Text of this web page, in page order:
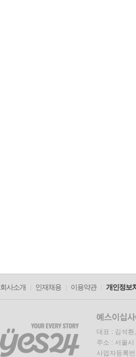
회사소개 인재채용 이용약관 개인정보
대표 : 김석환
주소 : 서울
사업자등록